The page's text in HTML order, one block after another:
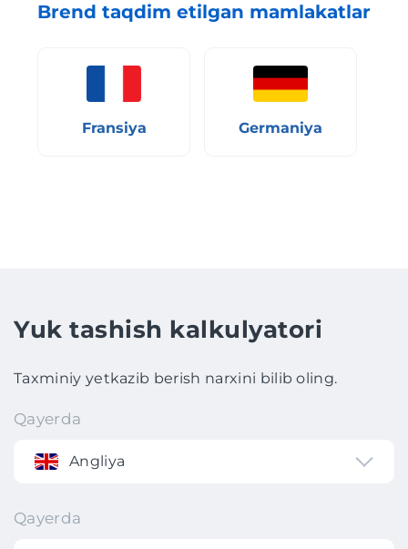
Brend taqdim etilgan mamlakatlar
Fransiya Germaniya
Yuk tashish kalkulyatori
Taxminiy yetkazib berish narxini bilib oling.
Qayerda
Angliya
Qayerda